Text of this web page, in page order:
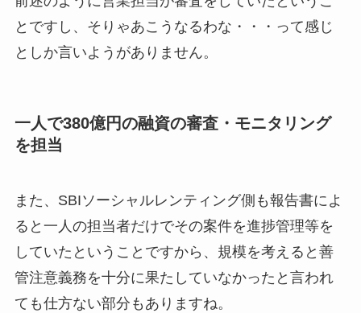
とですし、そりゃあこうなるわな・・・って感じ
としか言いようがありません。
一人で380億円の融資の審査・モニタリング
を担当
また、SBIソーシャルレンティング側も報告書によ
ると一人の担当者だけでその案件を進捗管理等を
していたということですから、規模を考えると善
管注意義務を十分に果たしていなかったと言われ
ても仕方ない部分もありますね。